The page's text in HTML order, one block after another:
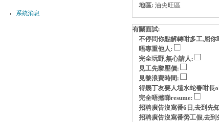
地區: 油尖旺區
有關面試:
不停問你點解轉咁多工,屈
唔專重他人:
完全玩野,無心請人:
見工先黎壓價:
見黎浪費時間:
得幾丁友要人埴水蛇春咁長
完全唔撚睇resume:
招聘廣告沒寫番6日,去到先
招聘廣告沒寫番勞工假,去
系統消息